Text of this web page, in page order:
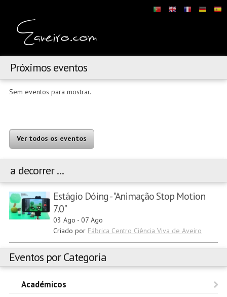
Próximos eventos
Sem eventos para mostrar.
Ver todos os eventos
a decorrer ...
Estágio Dóing - "Animação Stop Motion
7.0"
03 Ago - 07 Ago
Criado por Fábrica Centro Ciência Viva de Aveiro
Eventos por Categoria
Académicos